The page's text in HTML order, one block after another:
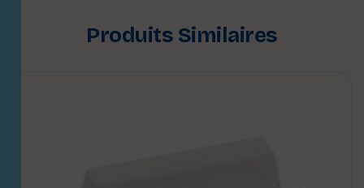
Produits Similaires